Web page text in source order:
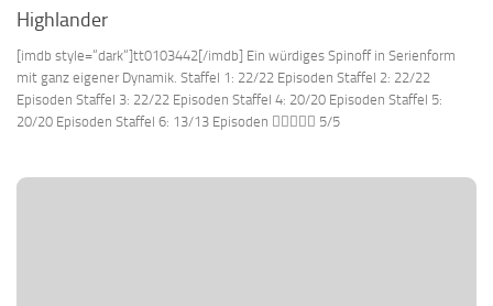
Highlander
[imdb style=“dark“]tt0103442[/imdb] Ein würdiges Spinoff in Serienform
mit ganz eigener Dynamik. Staffel 1: 22/22 Episoden Staffel 2: 22/22
Episoden Staffel 3: 22/22 Episoden Staffel 4: 20/20 Episoden Staffel 5:
20/20 Episoden Staffel 6: 13/13 Episoden  5/5